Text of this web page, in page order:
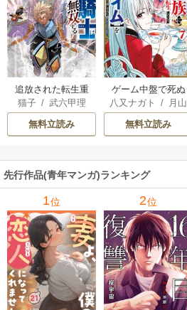
追放された転生重
騎士はゲーム知識
で無双する
猫子/ 武六甲理
/じゃいあん
無料立読み
ゲーム中盤で死ぬ
悪役貴族に転生し
たので、外れスキ
ル【テイム】を駆
してみた
八又ナガト / 月山
可也
無料立読み
先行作品(青年マンガ)ランキング
1位 2位